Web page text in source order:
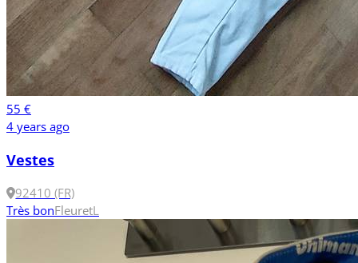
55 €
4 years ago
Vestes
92410 (FR)
Très bonFleuretL